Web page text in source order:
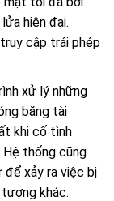
hiện đại.
cập trái phép
xử lý những
băng tài
khi cố tình
Hệ thống cũng
để xảy ra việc bị
khác.